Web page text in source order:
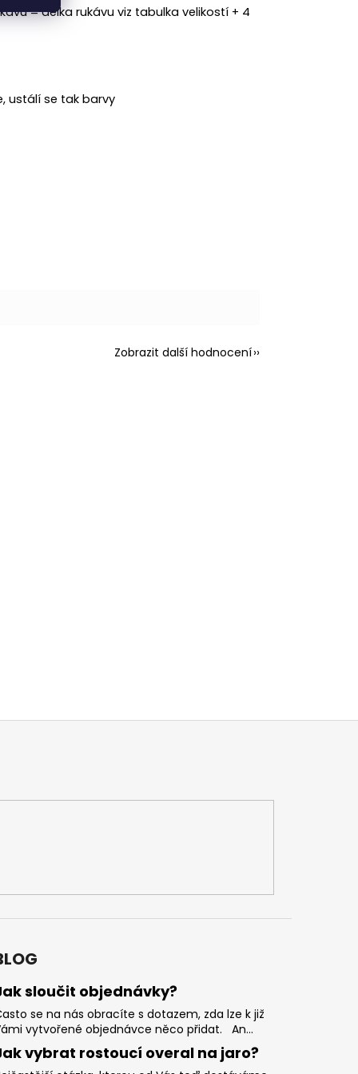
= délka rukávu viz tabulka velikostí + 4
ustálí se tak barvy
Zobrazit další hodnocení
sloučit objednávky?
se na nás obracíte s dotazem, zda lze k již
vytvořené objednávce něco přidat. An...
vybrat rostoucí overal na jaro?